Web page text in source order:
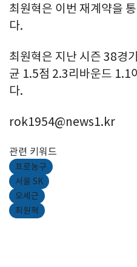
최원혁은 이번 재계약을
다.
최원혁은 지난 시즌 38경
균 1.5점 2.3리바운드 1.1
다.
rok1954@news1.kr
관련 키워드
프로농구
서울 SK
오세근
최원혁